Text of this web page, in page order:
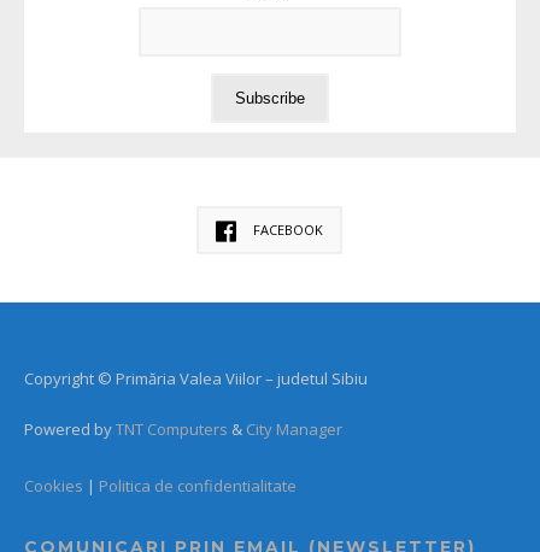
FACEBOOK
Copyright © Primăria Valea Viilor – judetul Sibiu
Powered byTNT Computers & City Manager
Cookies | Politica de confidentialitate
COMUNICARI PRIN EMAIL (NEWSLETTER)